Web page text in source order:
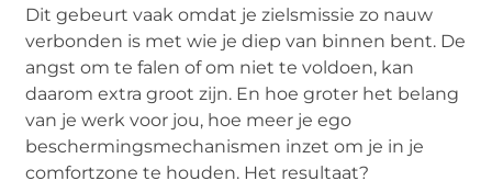
Dit gebeurt vaak omdat je zielsmissie zo nauw
verbonden is met wie je diep van binnen bent. De
angst om te falen of om niet te voldoen, kan
daarom extra groot zijn. En hoe groter het belang
van je werk voor jou, hoe meer je ego
beschermingsmechanismen inzet om je in je
comfortzone te houden. Het resultaat?